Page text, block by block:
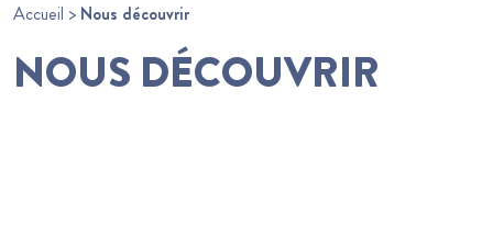
Accueil > Nous découvrir
NOUS DÉCOUVRIR